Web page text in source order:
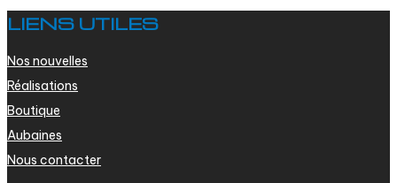
LIENS UTILES
Nos nouvelles
Réalisations
Boutique
Aubaines
Nous contacter